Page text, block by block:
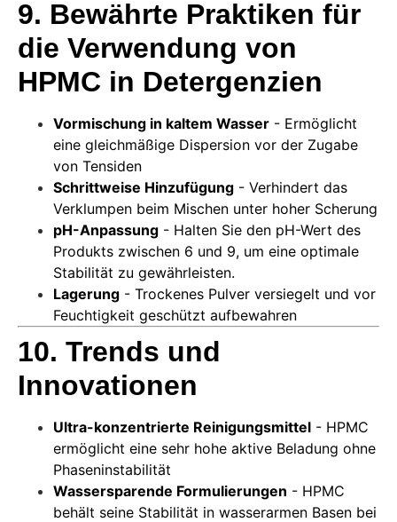
9. Bewährte Praktiken für
die Verwendung von
HPMC in Detergenzien
Vormischung in kaltem Wasser - Ermöglicht
eine gleichmäßige Dispersion vor der Zugabe
von Tensiden
Schrittweise Hinzufügung - Verhindert das
Verklumpen beim Mischen unter hoher Scherung
pH-Anpassung - Halten Sie den pH-Wert des
Produkts zwischen 6 und 9, um eine optimale
Stabilität zu gewährleisten.
Lagerung - Trockenes Pulver versiegelt und vor
Feuchtigkeit geschützt aufbewahren
10. Trends und
Innovationen
Ultra-konzentrierte Reinigungsmittel - HPMC
ermöglicht eine sehr hohe aktive Beladung ohne
Phaseninstabilität
Wassersparende Formulierungen - HPMC
behält seine Stabilität in wasserarmen Basen bei